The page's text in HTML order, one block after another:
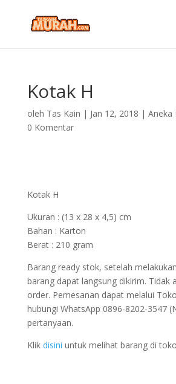
Kotak H
oleh Tas Kain | Jan 12, 2018 | Aneka
0 Komentar
Kotak H
Ukuran : (13 x 28 x 4,5) cm
Bahan : Karton
Berat : 210 gram
Barang ready stok, setelah
barang dapat langsung dikirim. Tidak
order. Pemesanan dapat melalui
hubungi WhatsApp 0896-8202-3547
pertanyaan.
Klik disini untuk melihat barang di